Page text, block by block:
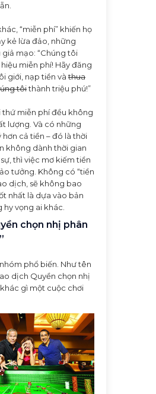
“miễn phí” khiến họ
kẻ lừa đảo, những
mạo: “Chúng tôi
miễn phí! Hãy đăng
giới, nạp tiền vàthua
tôithành triệu phú!”
thứ miễn phí đều không
lượng. Và có những
cả tiền – đó là thời
không dành thời gian
thì việc mơ kiếm tiền
tưởng. Không có “tiền
dịch, sẽ không bao
nhất là dựa vào bản
hy vọng ai khác.
chọn nhị phân
phổ biến. Như tên
dịch Quyền chọn nhị
gì một cuộc chơi